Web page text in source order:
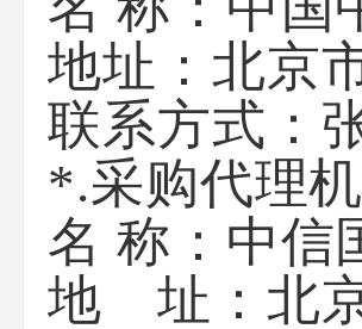
地址：
联系方
*.采购代理
名 称
地 址：北